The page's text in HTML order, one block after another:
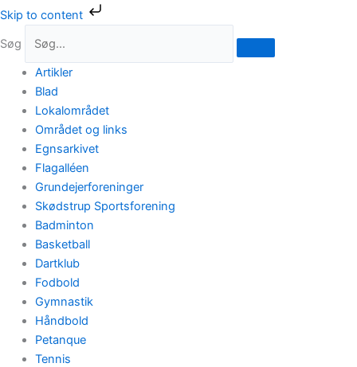
Skip to content
Gå
indholdet
Søg
Artikler
Blad
Lokalområdet
Området og links
Egnsarkivet
Flagalléen
Grundejerforeninger
Skødstrup Sportsforening
Badminton
Basketball
Dartklub
Fodbold
Gymnastik
Håndbold
Petanque
Tennis